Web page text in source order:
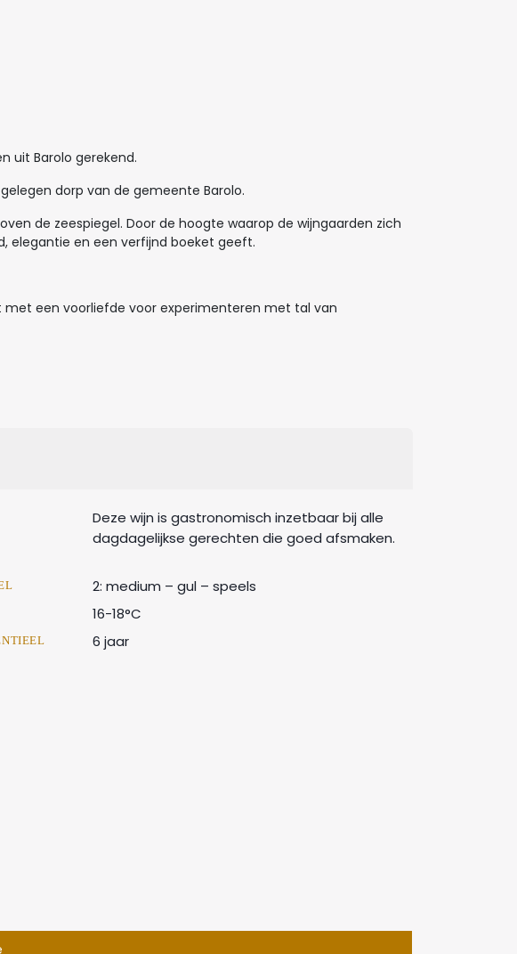
uit Barolo gerekend.
dorp van de gemeente Barolo.
de zeespiegel. Door de hoogte waarop de wijngaarden zich
elegantie en een verfijnd boeket geeft.
een voorliefde voor experimenteren met tal van
Deze wijn is gastronomisch inzetbaar bij alle
dagdagelijkse gerechten die goed afsmaken.
2: medium – gul – speels
16-18°C
6 jaar